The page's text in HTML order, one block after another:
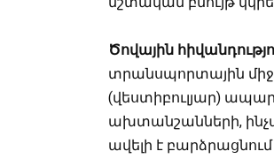
Ծովային
տրանսպորտային
(վեստիբուլյար)
ախտանշանների,
ավելի է